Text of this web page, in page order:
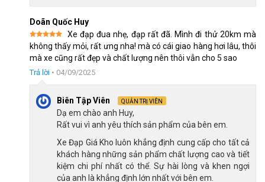
Phanh đĩa dứt khoát, an toàn
Ngoài bộ truyền động cao cấp, cối nổ gây nghiện, dòngxe đạp
đua Papylus PR760 cũng trang bị thêm hệ thống phanh đĩa cơ
TONGLI hỗ trợ bạn kiểm soát tốc độ khi đạp, xử lý kịp thời
Doãn Quốc Huy
Được xếp
hạng55
sao
Xe đạp đua nhẹ, đạp rất đã. Mình đi thử 20km mà
không thấy mỏi, rất ưng nha! mà có cái giao hàng hơi lâu, thôi
mà xe cũng rất đẹp và chất lượng nên thôi vẫn cho 5 sao
Trả lời • 04/09/2025
Biên Tập Viên QUẢN TRỊ VIÊN
Dạ em chào anh Huy,
Rất vui vì anh yêu thích sản phẩm của bên em.
Xe Đạp Giá Kho luôn khẳng định cung cấp cho tất cả
khách hàng những sản phẩm chất lượng cao và tiết
kiệm chi phí nhất có thể. Sự hài lòng và khen ngợi
của anh là khẳng định lớn nhất với bên em.